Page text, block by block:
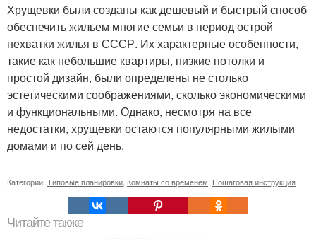
Хрущевки были созданы как дешевый и быстрый способ
обеспечить жильем многие семьи в период острой
нехватки жилья в СССР. Их характерные особенности,
такие как небольшие квартиры, низкие потолки и
простой дизайн, были определены не столько
эстетическими соображениями, сколько экономическими
и функциональными. Однако, несмотря на все
недостатки, хрущевки остаются популярными жилыми
домами и по сей день.
Категории: Типовые планировки Комнаты со временем Пошаговая инструкция
Читайте также